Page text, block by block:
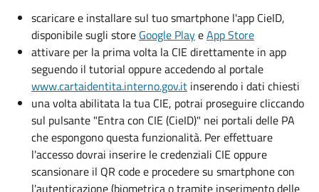
scaricare e installare sul tuo smartphone l'app CieID,
disponibile sugli store Google PlayeApp Store
attivare per la prima volta la CIE direttamente in app
seguendo il tutorial oppure accedendo al portale
www.cartaidentita.interno.gov.it inserendo i dati chiesti
una volta abilitata la tua CIE, potrai proseguire cliccando
sul pulsante "Entra con CIE (CieID)" nei portali delle PA
che espongono questa funzionalità. Per effettuare
l'accesso dovrai inserire le credenziali CIE oppure
scansionare il QR code e procedere su smartphone con
l'autenticazione (biometrica o tramite inserimento delle